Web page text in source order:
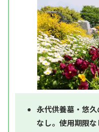
永代供養墓・悠
なし。使用期限